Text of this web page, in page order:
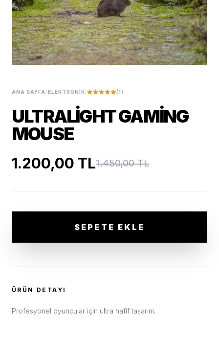
ANA SAYFA /ELEKTRONIK (1)
ULTRALIGHT GAMING
MOUSE
1.200,00 TL1.450,00 TL
SEPETE EKLE
ÜRÜN DETAYI
Profesyonel oyuncular için ultra hafif tasarım.